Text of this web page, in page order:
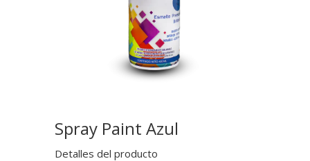
Spray Paint Azul
Detalles del producto